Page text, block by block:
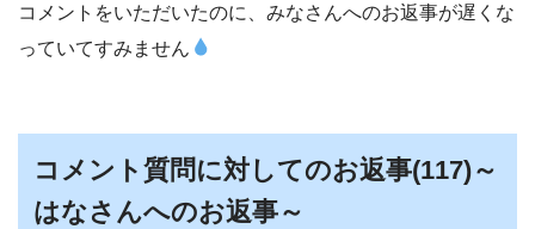
コメントをいただいたのに、みなさんへのお返事が遅くな
っていてすみません
コメント質問に対してのお返事(117)～
はなさんへのお返事～